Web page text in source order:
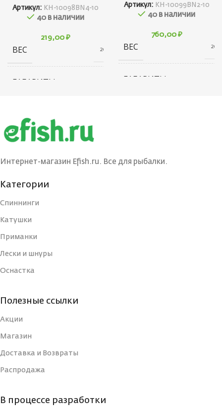
Артикул: KH-10098BN4-10
40 в наличии
219,00 ₽
ВЕС 20 г
ГАБАРИТЫ
УПАКОВКЕ, ШТ
ЦВЕТ КРЮЧКА
РАЗМЕР КРЮЧКА, N
СТРАНА-
ВИД
Одинарный
Артикул: KH-10099BN2-10
40 в наличии
760,00 ₽
ВЕС 20 г
ГАБАРИТЫ
Интернет-магазин Efish.ru. Все для рыбалки.
Категории
Спиннинги
Катушки
Приманки
Лески и шнуры
Оснастка
Полезные ссылки
Акции
Магазин
Доставка и Возвраты
Распродажа
В процессе разработки